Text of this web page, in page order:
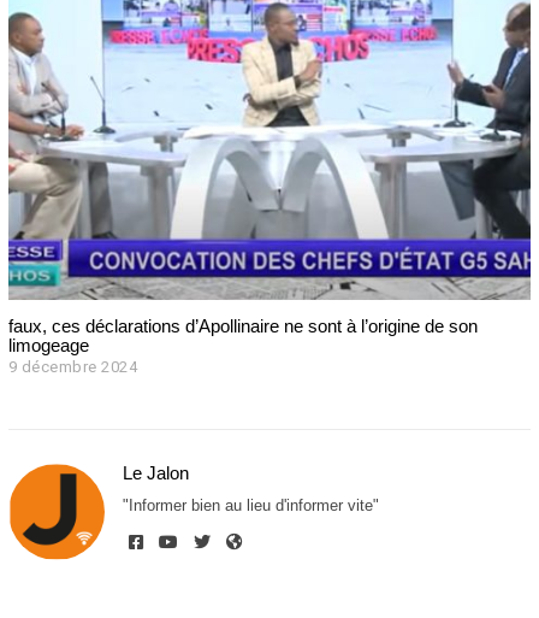
r
e
2
0
4
faux, ces déclarations d’Apollinaire ne sont à l’origine de son
limogeage
9 décembre 2024
m
b
r
e
Le Jalon
"Informer bien au lieu d'informer vite"